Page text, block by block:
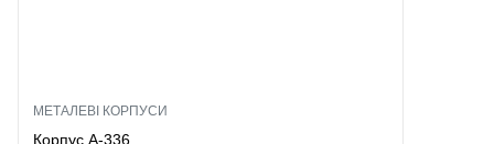
МЕТАЛЕВІ КОРПУСИ
Корпус A-336